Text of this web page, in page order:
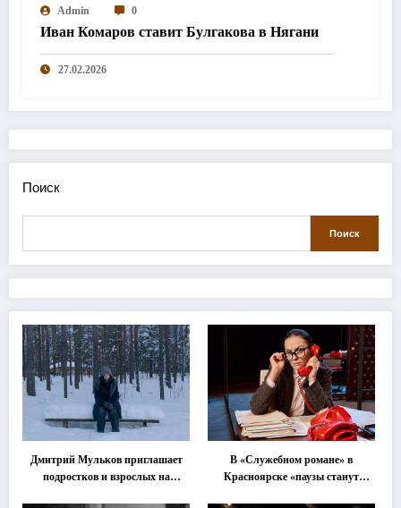
Admin 0
Иван Комаров ставит Булгакова в Нягани
27.02.2026
Поиск
Поиск
Дмитрий Мульков приглашает
подростков и взрослых на
В «Служебном романе» в
Красноярске «паузы станут